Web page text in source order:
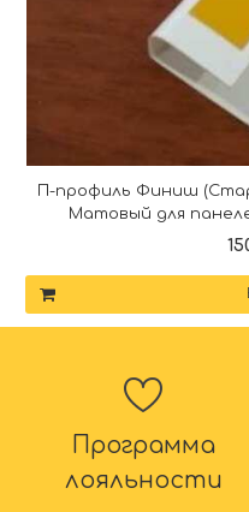
П-профиль Финиш
Матовый для
Программа
лояльности